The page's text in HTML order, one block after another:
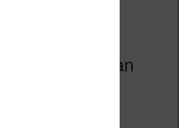
du même écran
la dernière
chère!).